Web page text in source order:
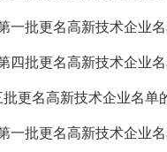
一批更名高新技术企业
四批更名高新技术企业
更名高新技术企业名单
一批更名高新技术企业